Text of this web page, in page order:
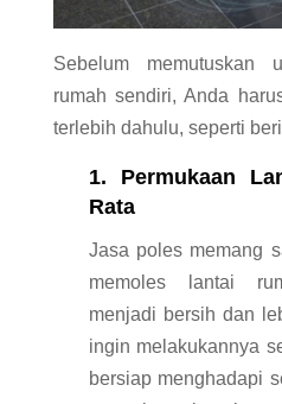
Sebelum memutuskan
rumah sendiri, Anda
terlebih dahulu, seperti
1. Permukaan
Rata
Jasa poles memang
memoles lantai
menjadi bersih dan
ingin melakukannya
bersiap menghadapi